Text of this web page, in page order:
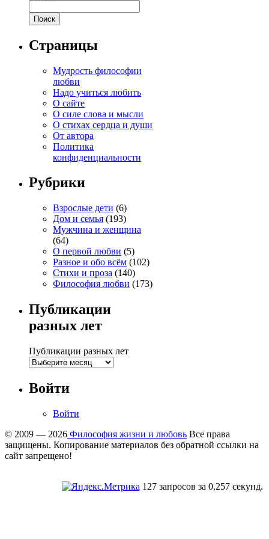
Страницы
Мудрость философии
любви
Надо учиться любить
О сайте
О силе слова и мысли
О стихах сердца и души
От автора
Политика
конфиденциальности
Рубрики
Взрослые дети (6)
Дом и семья (193)
Мужчина и женщина
(64)
О первой любви (5)
Разное и обо всём (102)
Стихи и проза (140)
Философия любви (173)
Публикации
разных лет
Публикации разных лет
Войти
Войти
© 2009 — 2026 Философия жизни и любовь Все права
защищены. Копирование материалов без обратной ссылки на
сайт запрещено!
127 запросов за 0,257 секунд.